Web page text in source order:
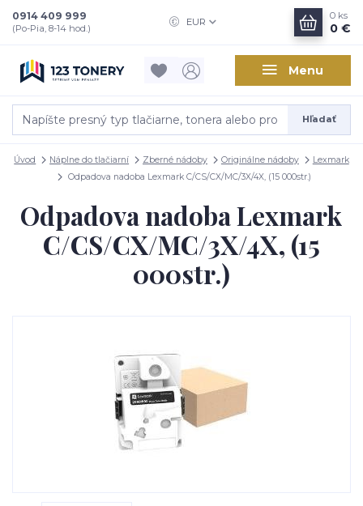
Menu
EUR
Hľadať
0914 409 999
(Po-Pia, 8-14 hod.)
0 ks
0 €
Úvod Náplne do tlačiarní Zberné nádoby Originálne nádoby
Lexmark
Odpadova nadoba Lexmark C/CS/CX/MC/3X/4X, (15 000str.)
Odpadova nadoba Lexmark
C/CS/CX/MC/3X/4X, (15
000str.)